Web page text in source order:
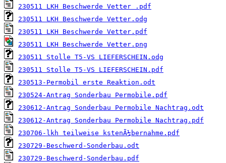
230511 LKH Beschwerde Vetter .pdf
230511 LKH Beschwerde Vetter.odg
230511 LKH Beschwerde Vetter.pdf
230511 LKH Beschwerde Vetter.png
230511 Stolle T5-VS LIEFERSCHEIN.odg
230511 Stolle T5-VS LIEFERSCHEIN.pdf
230513-Permobil erste Reaktion.odt
230524-Antrag Sonderbau Permobile.pdf
230612-Antrag Sonderbau Permobile Nachtrag.odt
230612-Antrag Sonderbau Permobile Nachtrag.pdf
230706-lkh teilweise kstenÃ¼bernahme.pdf
230729-Beschwerd-Sonderbau.odt
230729-Beschwerd-Sonderbau.pdf